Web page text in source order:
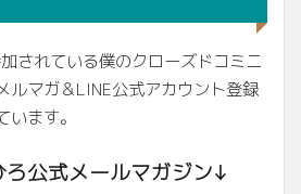
されている僕のクローズドコミニ
ルマガ＆LINE公式アカウント登録
ます。
公式メールマガジン↓